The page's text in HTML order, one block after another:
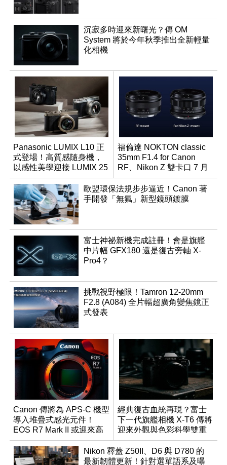
沉寂多時迎來新曙光？傳 OM
System 將於今年秋季推出全新輕量
化相機
Panasonic LUMIX L10 正
式登場！高質感隨身機，
以感性美學迎接 LUMIX 25
週年
福倫達 NOKTON classic
35mm F1.4 for Canon
RF、Nikon Z 雙卡口 7 月
同步登台
歐盟環保法規步步逼近！Canon 著
手開發「無氟」新型鏡頭鍍膜
富士神祕新機完成註冊！會是旗艦
中片幅 GFX180 還是復古旁軸 X-
Pro4？
挑戰視野極限！Tamron 12-20mm
F2.8 (A084) 全片幅超廣角變焦鏡正
式發表
Canon 傳將為 APS-C 機型
導入堆疊式感光元件！
EOS R7 Mark II 或迎來高
速讀出升級
經典復古血統再現？富士
下一代旗艦相機 X-T6 傳將
迎來外觀與色彩科學雙重
優化
Nikon 釋蓋 Z50II、D6 與 D780 的
最新韌體更新！針對選單語系及曝